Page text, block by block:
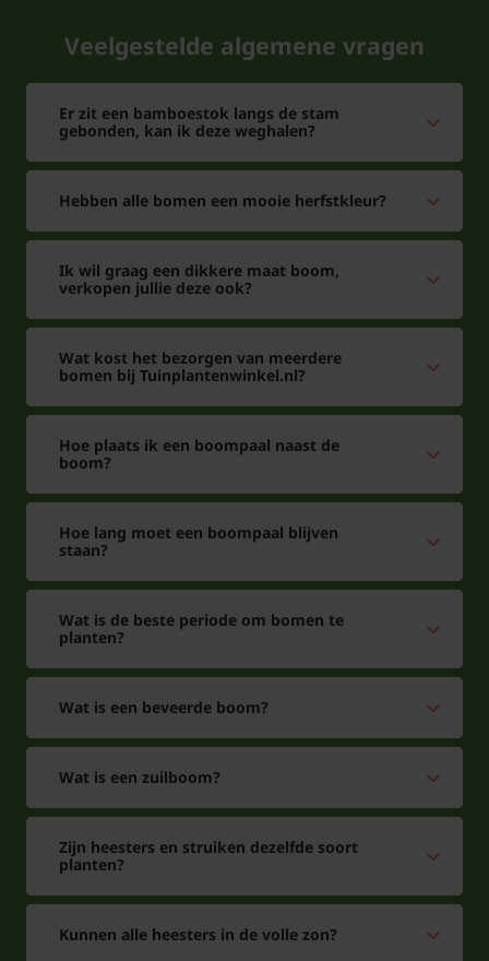
Veelgestelde algemene vragen
Er zit een bamboestok langs de stam
gebonden, kan ik deze weghalen?
Hebben alle bomen een mooie herfstkleur?
Ik wil graag een dikkere maat boom,
verkopen jullie deze ook?
Wat kost het bezorgen van meerdere
bomen bij Tuinplantenwinkel.nl?
Hoe plaats ik een boompaal naast de
boom?
Hoe lang moet een boompaal blijven
staan?
Wat is de beste periode om bomen te
planten?
Wat is een beveerde boom?
Wat is een zuilboom?
Zijn heesters en struiken dezelfde soort
planten?
Kunnen alle heesters in de volle zon?